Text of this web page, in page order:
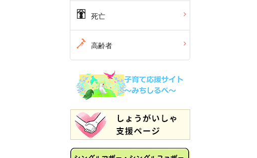
死亡
高齢者